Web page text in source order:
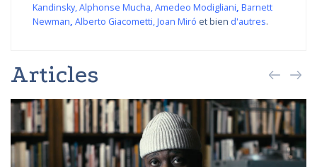
Kandinsky,Alphonse Mucha,Amedeo Modigliani, Barnett
Newman, Alberto Giacometti,Joan Miró et bien d'autres.
Articles